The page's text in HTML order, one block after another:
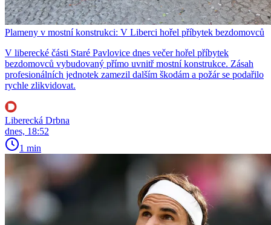
Plameny v mostní konstrukci: V Liberci hořel příbytek bezdomovců
V liberecké části Staré Pavlovice dnes večer hořel příbytek
bezdomovců vybudovaný přímo uvnitř mostní konstrukce. Zásah
profesionálních jednotek zamezil dalším škodám a požár se podařilo
rychle zlikvidovat.
Liberecká Drbna
dnes, 18:52
1 min